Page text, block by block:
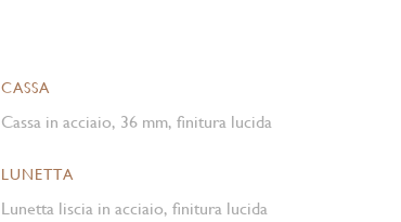
CASSA
Cassa in acciaio, 36 mm, finitura lucida
LUNETTA
Lunetta liscia in acciaio, finitura lucida